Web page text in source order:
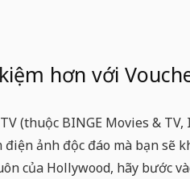
hơn với
(thuộc BINGE Movies &
điện ảnh độc đáo mà bạn sẽ
của Hollywood, hãy bước